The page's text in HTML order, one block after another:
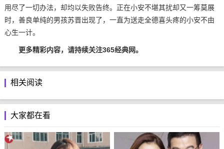
用尽了一切办法，却均以失败告终。正在小安不堪其扰却又一筹莫展
时，善良单纯的男孩苏晋出现了，一直为送走全德喜头疼的小安不由
心生一计。
更多精彩内容，请持续关注365经典网。
相关阅读
大家都在看